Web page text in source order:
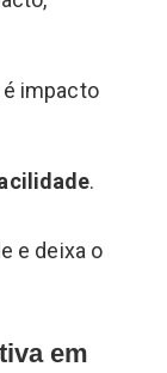
é impacto
.
e deixa o
em